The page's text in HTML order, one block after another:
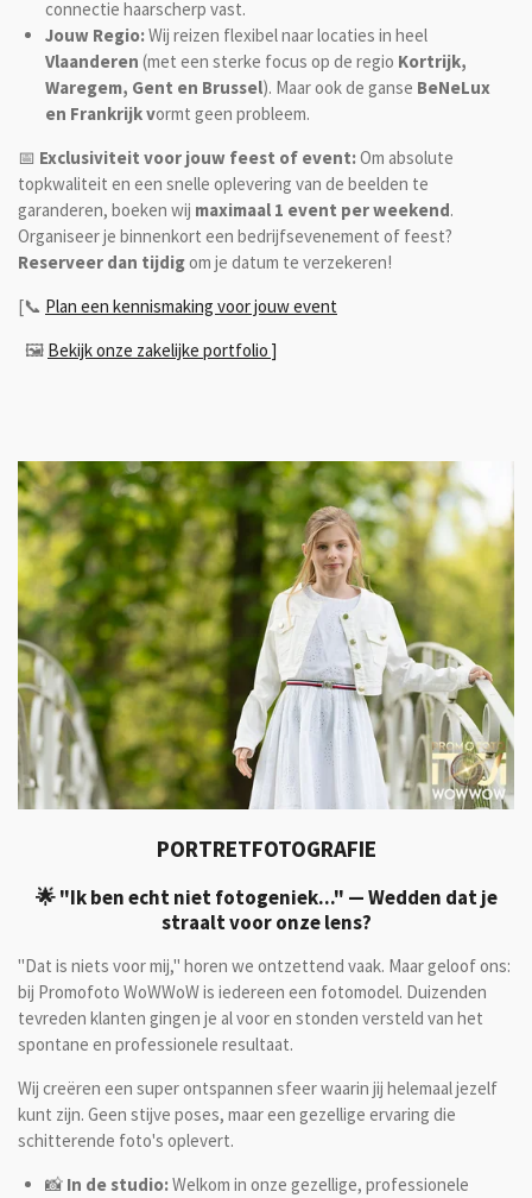
connectie haarscherp vast.
Jouw Regio:Wij reizen flexibel naar locaties in heel
Vlaanderen (met een sterke focus op de regio Kortrijk,
Waregem, Gent en Brussel). Maar ook de ganse BeNeLux
en Frankrijk vormt geen probleem.
📅 Exclusiviteit voor jouw feest of event:Om absolute
topkwaliteit en een snelle oplevering van de beelden te
garanderen, boeken wij maximaal 1 event per weekend.
Organiseer je binnenkort een bedrijfsevenement of feest?
Reserveer dan tijdigom je datum te verzekeren!
[📞 Plan een kennismaking voor jouw event
🖼️ Bekijk onze zakelijke portfolio ]
PORTRETFOTOGRAFIE
🌟 "Ik ben echt niet fotogeniek..." — Wedden dat je
straalt voor onze lens?
"Dat is niets voor mij," horen we ontzettend vaak. Maar geloof ons:
bij Promofoto WoWWoW is iedereen een fotomodel. Duizenden
tevreden klanten gingen je al voor en stonden versteld van het
spontane en professionele resultaat.
Wij creëren een super ontspannen sfeer waarin jij helemaal jezelf
kunt zijn. Geen stijve poses, maar een gezellige ervaring die
schitterende foto's oplevert.
📸 In de studio:Welkom in onze gezellige, professionele